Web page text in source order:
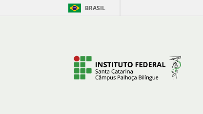
Pular para o Conteúdo BRASIL